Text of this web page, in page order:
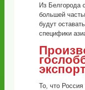
Из Белгорода
большей
будут
специфики
То, что Россия